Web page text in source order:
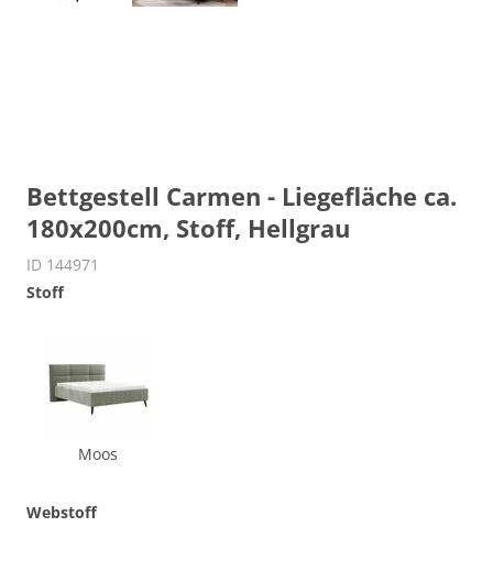
Bettgestell Carmen - Liegefläche ca.
180x200cm, Stoff, Hellgrau
ID 144971
Stoff
Moos
Webstoff